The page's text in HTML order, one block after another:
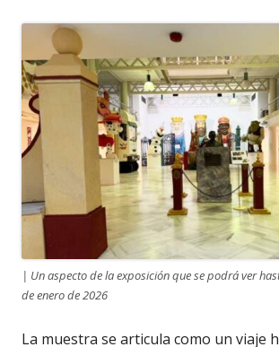
| Un aspecto de la exposición que se podrá ver
de enero de 2026
La muestra se articula como un viaje